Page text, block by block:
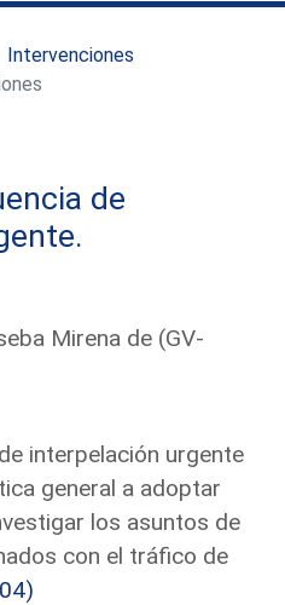
Intervenciones
de
Mirena de (GV-
interpelación urgente
general a adoptar
los asuntos de
con el tráfico de